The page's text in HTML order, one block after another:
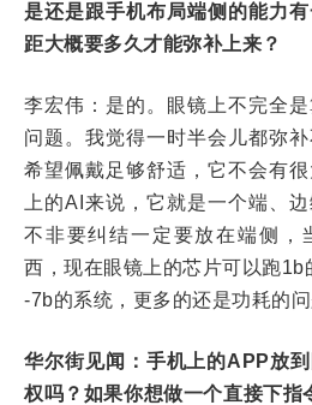
是还是跟手机布局端侧的能力
距大概要多久才能弥补上来？
李宏伟：是的。眼镜上不完全
问题。我觉得一时半会儿都弥
希望佩戴足够舒适，它不会有
上的AI来说，它就是一个端、
不非要纠结一定要放在端侧，
西，现在眼镜上的芯片可以跑
-7b的系统，更多的还是功耗的问
华尔街见闻：手机上的APP放
权吗？如果你想做一个直接下